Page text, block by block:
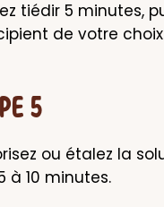
tiédir 5 minutes,
de votre
5
ou étalez la
à 10 minutes.